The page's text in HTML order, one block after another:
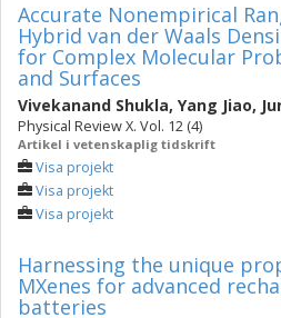
Accurate Nonempirical
Hybrid van der Waals
for Complex Molecular
and Surfaces
Vivekanand Shukla, Yang Jiao,
Physical Review X. Vol. 12 (4)
Artikel i vetenskaplig tidskrift
Visa projekt
Visa projekt
Visa projekt
Harnessing the unique
MXenes for advanced
batteries